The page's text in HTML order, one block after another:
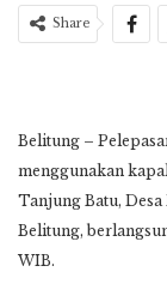
Share
Belitung –
menggunakan
Tanjung Batu, Desa
Belitung,
WIB.